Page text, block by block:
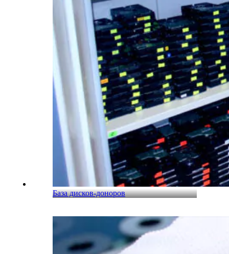
База дисков-доноров